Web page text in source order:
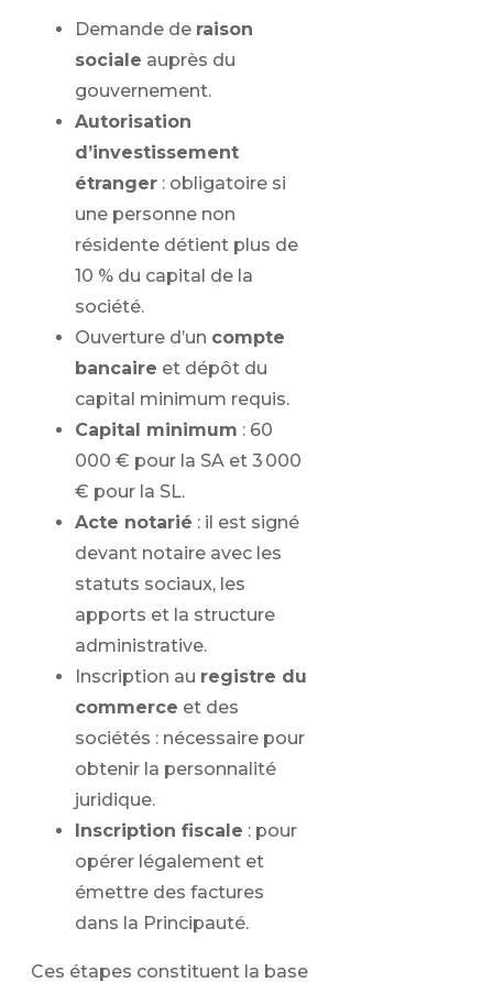
Demande de raison
sociale auprès du
gouvernement.
Autorisation
d’investissement
étranger : obligatoire si
une personne non
résidente détient plus de
10 % du capital de la
société.
Ouverture d’un compte
bancaire et dépôt du
capital minimum requis.
Capital minimum : 60
000 € pour la SA et 3 000
€ pour la SL.
Acte notarié : il est signé
devant notaire avec les
statuts sociaux, les
apports et la structure
administrative.
Inscription au registre du
commerce et des
sociétés : nécessaire pour
obtenir la personnalité
juridique.
Inscription fiscale : pour
opérer légalement et
émettre des factures
dans la Principauté.
Ces étapes constituent la base